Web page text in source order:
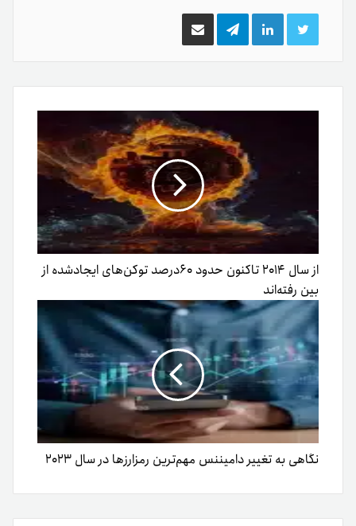
توییتر لینکدینتلگرام اشتراک
گذاری
ایمیل
از سال ۲۰۱۴ تاکنون حدود ۶۰درصد توکن‌های ایجادشده از
بین رفته‌اند
نگاهی به تغییر دامیننس مهم‌ترین رمزارزها در سال ۲۰۲۳